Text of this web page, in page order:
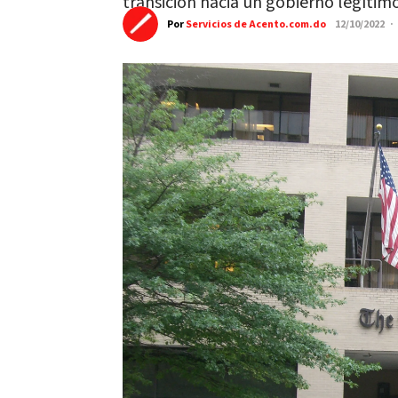
PorServicios de Acento.com.do 12/10/2022 ·